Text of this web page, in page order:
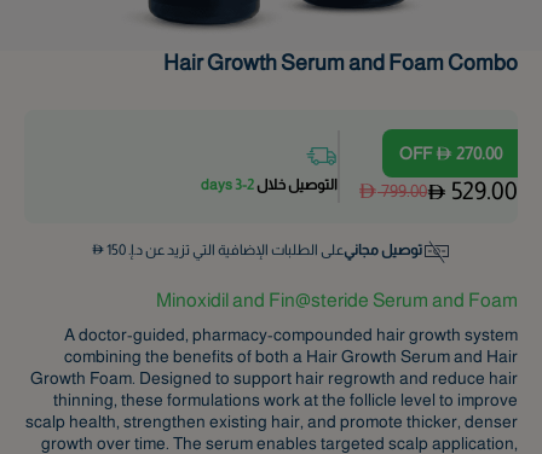
Hair Growth Serum and Foam Combo
270.00
OFF
529.00
799.00 التوصيل خلال 2-3 days
توصيل مجانيعلى الطلبات الإضافية التي تزيد عن د.إ.150
Minoxidil and Fin@steride Serum and Foam
A doctor-guided, pharmacy-compounded hair growth system
combining the benefits of both a Hair Growth Serum and Hair
Growth Foam. Designed to support hair regrowth and reduce hair
thinning, these formulations work at the follicle level to improve
scalp health, strengthen existing hair, and promote thicker, denser
growth over time. The serum enables targeted scalp application,